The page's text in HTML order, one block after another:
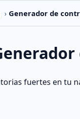
› Generador de
fuertes en tu